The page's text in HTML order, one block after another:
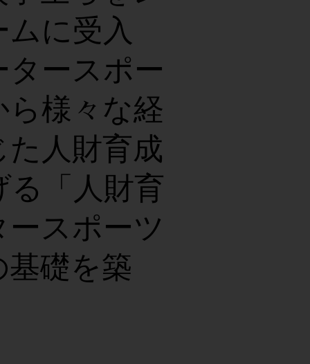
に受入
ースポー
様々な経
人財育成
「人財育
スポーツ
礎を築